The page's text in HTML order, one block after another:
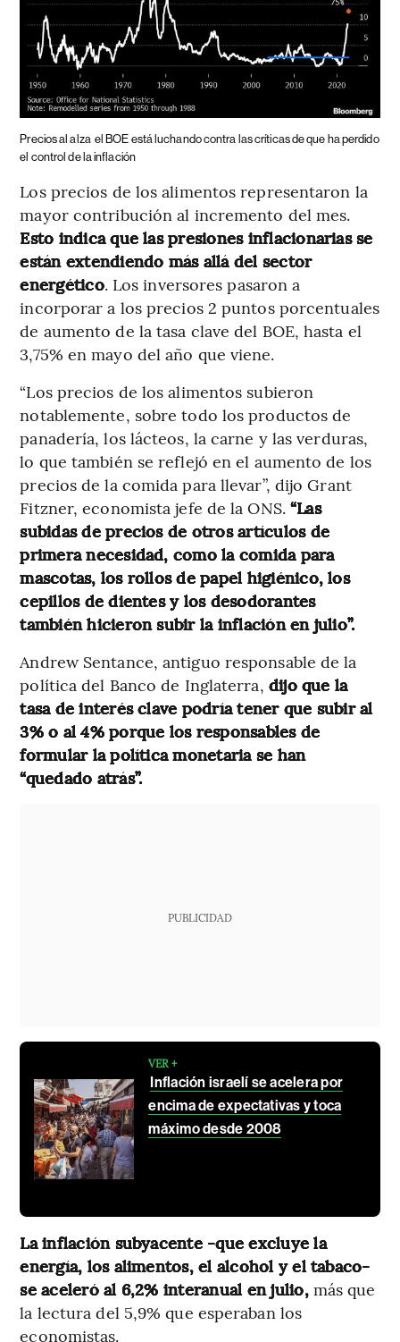
Precios al alza el BOE está luchando contra las críticas de que ha perdido
el control de la inflación
Los precios de los alimentos representaron la
mayor contribución al incremento del mes.
Esto indica que las presiones inflacionarias se
están extendiendo más allá del sector
energético. Los inversores pasaron a
incorporar a los precios 2 puntos porcentuales
de aumento de la tasa clave del BOE, hasta el
3,75% en mayo del año que viene.
“Los precios de los alimentos subieron
notablemente, sobre todo los productos de
panadería, los lácteos, la carne y las verduras,
lo que también se reflejó en el aumento de los
precios de la comida para llevar”, dijo Grant
Fitzner, economista jefe de la ONS. “Las
subidas de precios de otros artículos de
primera necesidad, como la comida para
mascotas, los rollos de papel higiénico, los
cepillos de dientes y los desodorantes
también hicieron subir la inflación en julio”.
Andrew Sentance, antiguo responsable de la
política del Banco de Inglaterra, dijo que la
tasa de interés clave podría tener que subir al
3% o al 4% porque los responsables de
formular la política monetaria se han
“quedado atrás”.
PUBLICIDAD
VER +
Inflación israelí se acelera por
encima de expectativas y toca
máximo desde 2008
La inflación subyacente -que excluye la
energía, los alimentos, el alcohol y el tabaco-
se aceleró al 6,2% interanual en julio,más que
la lectura del 5,9% que esperaban los
economistas.